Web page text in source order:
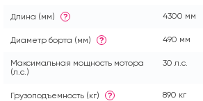
Длина (мм) ? 4300 мм
Диаметр борта (мм) ? 490 мм
Максимальная мощность мотора
(л.с.)
30 л.с.
Грузоподъемность (кг) ? 890 кг